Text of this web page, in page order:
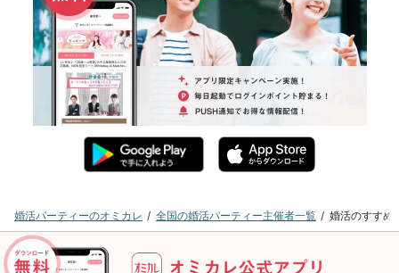
婚活パーティーのオミカレ 全国の婚活パーティー主催者一覧 婚活のすすめ